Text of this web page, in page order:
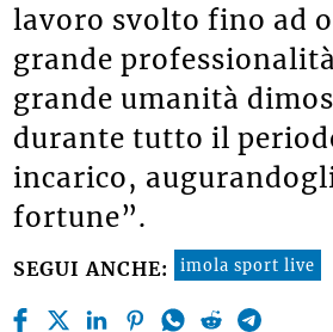
lavoro svolto fino ad
grande
grande umanità
durante tutto il
incarico,
fortune”.
SEGUI ANCHE: imola sport live